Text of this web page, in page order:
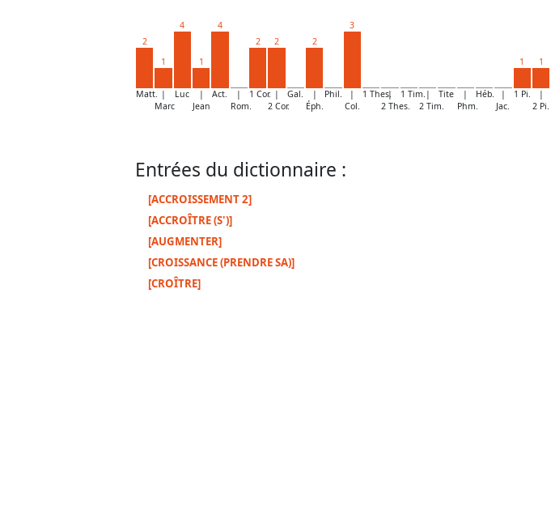
2
Matt.
1
|
Marc
4
Luc
1
|
Jean
4
Act.
|
Rom.
2
1 Cor.
2
|
2 Cor.
Gal.
2
|
Éph.
Phil.
3
|
Col.
1 Thes.
|
2 Thes.
1 Tim. |
2 Tim.
Tite
|
Phm.
Héb.
|
Jac.
1
1 Pi.
1
|
2 Pi.
Entrées du dictionnaire :
[ACCROISSEMENT 2]
[ACCROÎTRE (S')]
[AUGMENTER]
[CROISSANCE (PRENDRE SA)]
[CROÎTRE]